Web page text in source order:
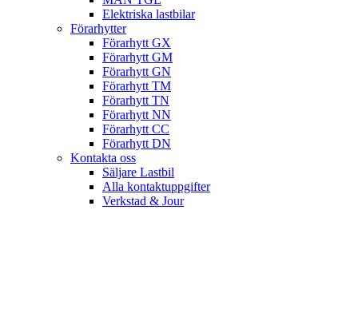
Elektriska lastbilar
Förarhytter
Förarhytt GX
Förarhytt GM
Förarhytt GN
Förarhytt TM
Förarhytt TN
Förarhytt NN
Förarhytt CC
Förarhytt DN
Kontakta oss
Säljare Lastbil
Alla kontaktuppgifter
Verkstad & Jour